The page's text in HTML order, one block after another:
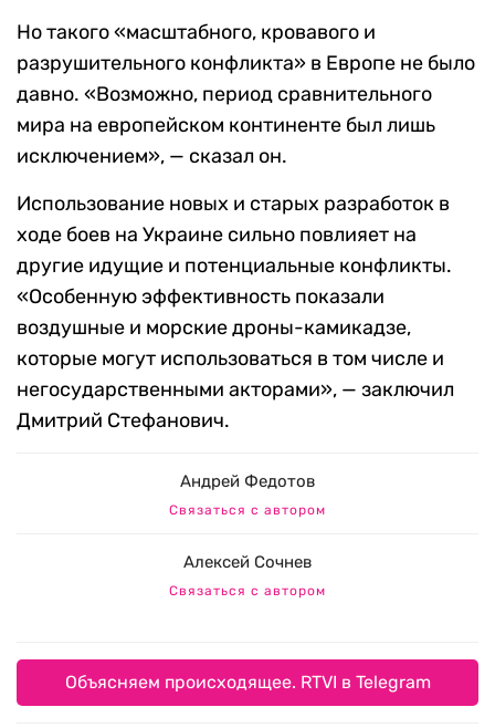
Но такого «масштабного, кровавого и
разрушительного конфликта» в Европе не было
давно. «Возможно, период сравнительного
мира на европейском континенте был лишь
исключением», — сказал он.
Использование новых и старых разработок в
ходе боев на Украине сильно повлияет на
другие идущие и потенциальные конфликты.
«Особенную эффективность показали
воздушные и морские дроны-камикадзе,
которые могут использоваться в том числе и
негосударственными акторами», — заключил
Дмитрий Стефанович.
Андрей Федотов
Связаться с автором
Алексей Сочнев
Связаться с автором
Объясняем происходящее. RTVI в Telegram